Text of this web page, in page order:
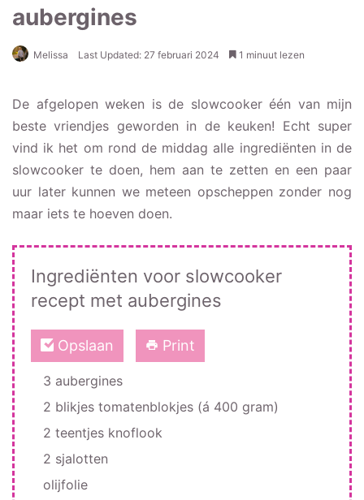
aubergines
Melissa Last Updated: 27 februari 2024 1 minuut lezen
De afgelopen weken is de slowcooker één van mijn
beste vriendjes geworden in de keuken! Echt super
vind ik het om rond de middag alle ingrediënten in de
slowcooker te doen, hem aan te zetten en een paar
uur later kunnen we meteen opscheppen zonder nog
maar iets te hoeven doen.
Ingrediënten voor slowcooker
recept met aubergines
Opslaan Print
3 aubergines
2 blikjes tomatenblokjes (á 400 gram)
2 teentjes knoflook
2 sjalotten
olijfolie